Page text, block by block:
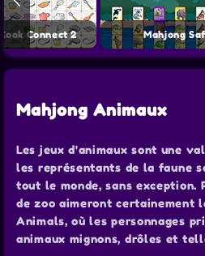
Connect 2 Mahjong
Mahjong Animaux
Les jeux d'animaux sont une
les représentants de la faune
tout le monde, sans exception.
de zoo aimeront certainement
Animals, où les personnages
animaux mignons, drôles et